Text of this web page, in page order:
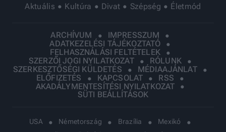
Aktuális
Kultúra Divat Szépség Életmód
ARCHÍVUM
IMPRESSZUM
ADATKEZELÉSI TÁJÉKOZTATÓ
FELHASZNÁLÁSI FELTÉTELEK
SZERZŐI JOGI NYILATKOZAT
RÓLUNK
SZERKESZTŐSÉGI KÜLDETÉS
MÉDIAAJÁNLAT
ELŐFIZETÉS
KAPCSOLAT
RSS
AKADÁLYMENTESÍTÉSI NYILATKOZAT
SÜTI BEÁLLÍTÁSOK
USA Németország Brazília
Mexikó